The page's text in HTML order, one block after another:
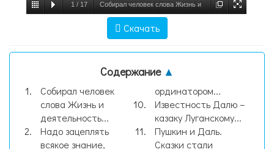
1 / 17 Собирал человек слова Жизнь и
учени, слайд №1
Скачать
Содержание ▲
Собирал человек
слова Жизнь и
деятельность...
Надо зацеплять
всякое знание,
ординатором...
Известность Далю –
казаку Луганскому...
Пушкин и Даль.
Сказки стали